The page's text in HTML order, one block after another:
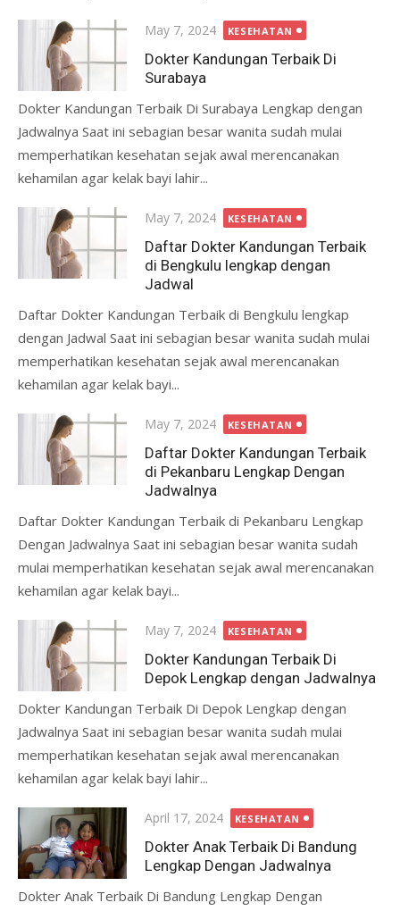
Posted
on
May 7, 2024 KESEHATAN
Dokter Kandungan Terbaik Di
Surabaya
Dokter Kandungan Terbaik Di Surabaya Lengkap dengan
Jadwalnya Saat ini sebagian besar wanita sudah mulai
memperhatikan kesehatan sejak awal merencanakan
kehamilan agar kelak bayi lahir...
Posted
on
May 7, 2024 KESEHATAN
Daftar Dokter Kandungan Terbaik
di Bengkulu lengkap dengan
Jadwal
Daftar Dokter Kandungan Terbaik di Bengkulu lengkap
dengan Jadwal Saat ini sebagian besar wanita sudah mulai
memperhatikan kesehatan sejak awal merencanakan
kehamilan agar kelak bayi...
Posted
on
May 7, 2024 KESEHATAN
Daftar Dokter Kandungan Terbaik
di Pekanbaru Lengkap Dengan
Jadwalnya
Daftar Dokter Kandungan Terbaik di Pekanbaru Lengkap
Dengan Jadwalnya Saat ini sebagian besar wanita sudah
mulai memperhatikan kesehatan sejak awal merencanakan
kehamilan agar kelak bayi...
Posted
on
May 7, 2024 KESEHATAN
Dokter Kandungan Terbaik Di
Depok Lengkap dengan Jadwalnya
Dokter Kandungan Terbaik Di Depok Lengkap dengan
Jadwalnya Saat ini sebagian besar wanita sudah mulai
memperhatikan kesehatan sejak awal merencanakan
kehamilan agar kelak bayi lahir...
Posted
on
April 17, 2024 KESEHATAN
Dokter Anak Terbaik Di Bandung
Lengkap Dengan Jadwalnya
Dokter Anak Terbaik Di Bandung Lengkap Dengan